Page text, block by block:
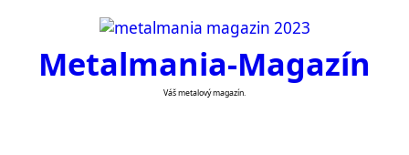
contentMetalmania-Magazín
Váš metalový magazín.